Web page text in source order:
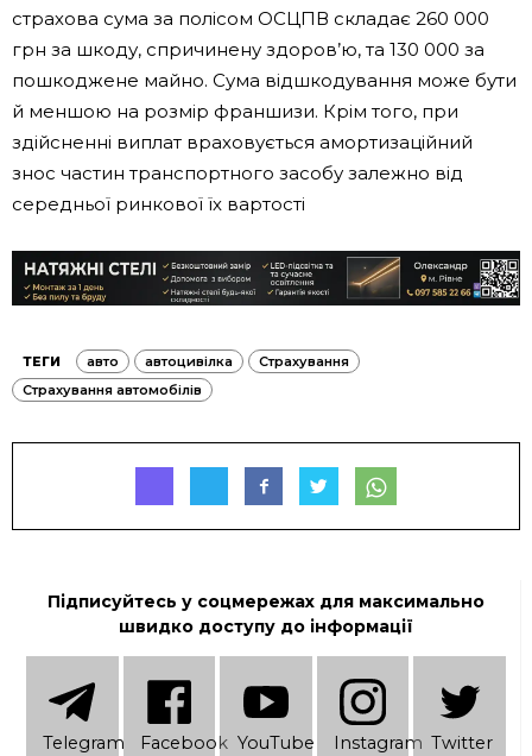
страхова сума за полісом ОСЦПВ складає 260 000
грн за шкоду, спричинену здоров’ю, та 130 000 за
пошкоджене майно. Сума відшкодування може бути
й меншою на розмір франшизи. Крім того, при
здійсненні виплат враховується амортизаційний
знос частин транспортного засобу залежно від
середньої ринкової їх вартості
ТЕГИ авто автоцивілка
Страхування
Страхування автомобілів
Підписуйтесь у соцмережах для максимально
швидко доступу до інформації
Telеgram Facebook YouTube Instagram Twitter